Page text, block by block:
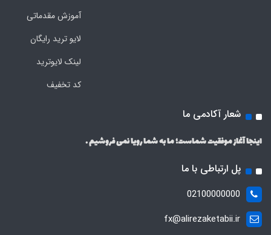
آموزش مقدماتی
لایو ترید رایگان
لینک لایوترید
کد تخفیف
شعار آکادمی ما
اینجا آغاز موفقیت شماست؛ ما به شما رویا نمی فروشیم .
پل ارتباطی با ما
02100000000
fx@alirezaketabii.ir